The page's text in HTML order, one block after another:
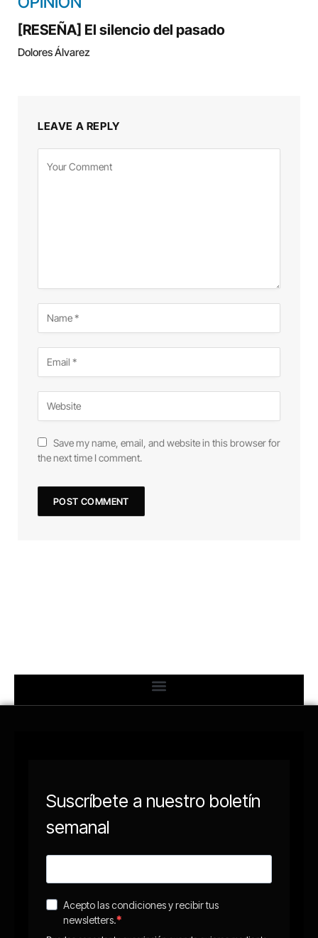
[RESEÑA] El silencio del pasado
Dolores Álvarez
LEAVE A REPLY
Save my name, email, and website in this browser for
the next time I comment.